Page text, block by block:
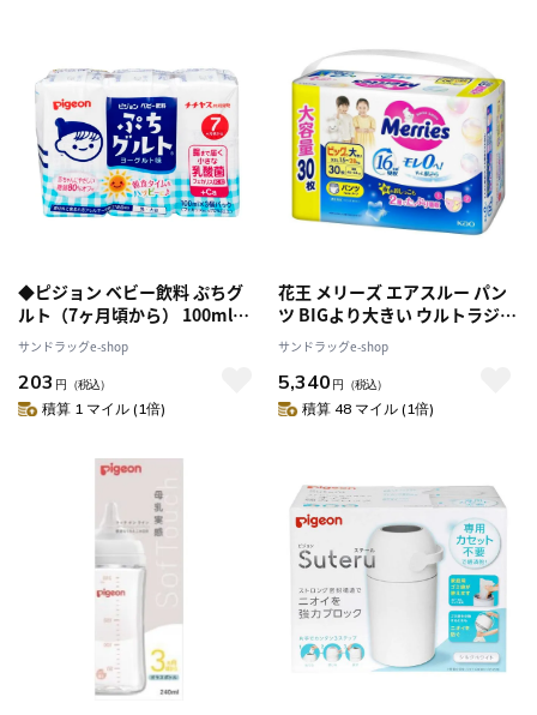
◆ピジョン ベビー飲料 ぷちグ
ルト（7ヶ月頃から） 100mlX3
個パック
サンドラッグe-shop
203 円 （税込）
積算 1 マイル (1倍)
花王 メリーズ エアスルー パン
ツ BIGより大きい ウルトラジャ
サンドラッグe-shop
5,340 円 （税込）
積算 48 マイル (1倍)